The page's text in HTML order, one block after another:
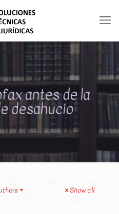
antes de la
desahucio
Show all